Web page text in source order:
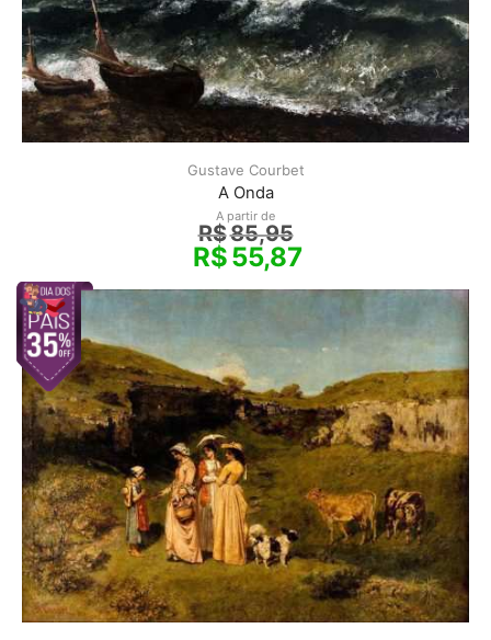
Gustave Courbet
A Onda
A partir de
R$85,95
R$55,87